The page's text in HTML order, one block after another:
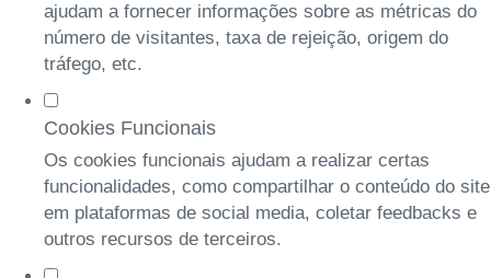
ajudam a fornecer informações sobre as métricas do
número de visitantes, taxa de rejeição, origem do
tráfego, etc.
Cookies Funcionais
Os cookies funcionais ajudam a realizar certas
funcionalidades, como compartilhar o conteúdo do site
em plataformas de social media, coletar feedbacks e
outros recursos de terceiros.